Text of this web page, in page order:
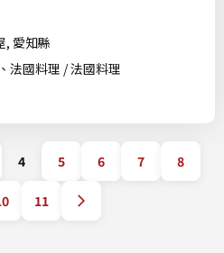
, 愛知縣
法國料理 / 法國料理
4 5 6 7 8
11